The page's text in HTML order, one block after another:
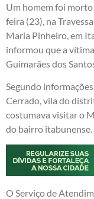
Um homem foi
feira (23), na
Maria Pinheiro, em
informou que a
Guimarães dos
Segundo
Cerrado, vila do
costumava visitar o
do bairro itabunense.
O Serviço de